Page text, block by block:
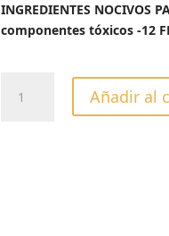
INGREDIENTES NOCIVOS
componentes tóxicos -12
CUCCIO
Añadir al